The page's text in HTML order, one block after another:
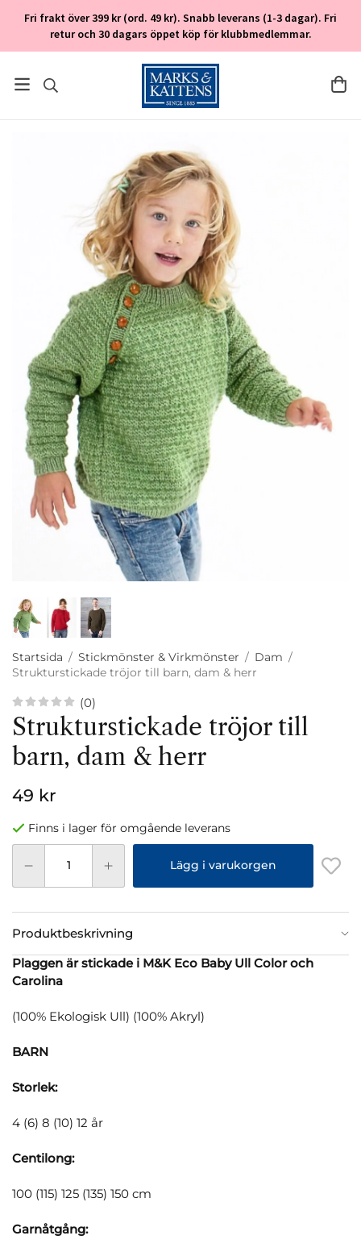
Fri frakt över 399 kr (ord. 49 kr). Snabb leverans (1-3 dagar). Fri
retur och 30 dagars öppet köp för klubbmedlemmar.
Startsida / Stickmönster & Virkmönster / Dam /
Strukturstickade tröjor till barn, dam & herr
(0)
Strukturstickade tröjor till
barn, dam & herr
49 kr
Finns i lager för omgående leverans
Lägg i varukorgen
Produktbeskrivning
Plaggen är stickade i M&K Eco Baby Ull Color och
Carolina
(100% Ekologisk Ull) (100% Akryl)
BARN
Storlek:
4 (6) 8 (10) 12 år
Centilong:
100 (115) 125 (135) 150 cm
Garnåtgång: